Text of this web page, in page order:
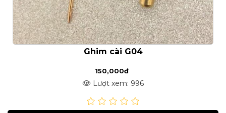
Ghim cài G04
150,000đ
Lượt xem: 996